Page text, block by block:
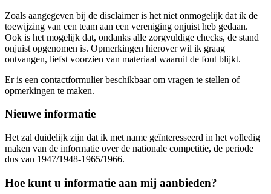
Zoals aangegeven bij de disclaimer is het niet onmogelijk dat ik de
toewijzing van een team aan een vereniging onjuist heb gedaan.
Ook is het mogelijk dat, ondanks alle zorgvuldige checks, de stand
onjuist opgenomen is. Opmerkingen hierover wil ik graag
ontvangen, liefst voorzien van materiaal waaruit de fout blijkt.
Er is een contactformulier beschikbaar om vragen te stellen of
opmerkingen te maken.
Nieuwe informatie
Het zal duidelijk zijn dat ik met name geïnteresseerd in het volledig
maken van de informatie over de nationale competitie, de periode
dus van 1947/1948-1965/1966.
Hoe kunt u informatie aan mij aanbieden?